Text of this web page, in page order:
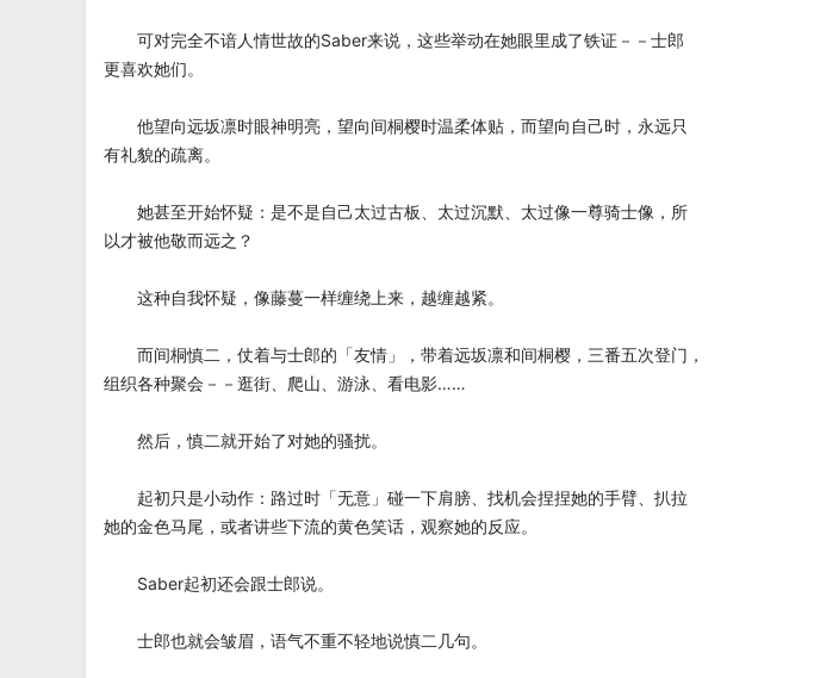
可对完全不谙人情世故的Saber来说，这些举动在她眼里成了铁证－－士郎
更喜欢她们。
他望向远坂凛时眼神明亮，望向间桐樱时温柔体贴，而望向自己时，永远只
有礼貌的疏离。
她甚至开始怀疑：是不是自己太过古板、太过沉默、太过像一尊骑士像，所
以才被他敬而远之？
这种自我怀疑，像藤蔓一样缠绕上来，越缠越紧。
而间桐慎二，仗着与士郎的「友情」，带着远坂凛和间桐樱，三番五次登门，
组织各种聚会－－逛街、爬山、游泳、看电影……
然后，慎二就开始了对她的骚扰。
起初只是小动作：路过时「无意」碰一下肩膀、找机会捏捏她的手臂、扒拉
她的金色马尾，或者讲些下流的黄色笑话，观察她的反应。
Saber起初还会跟士郎说。
士郎也就会皱眉，语气不重不轻地说慎二几句。